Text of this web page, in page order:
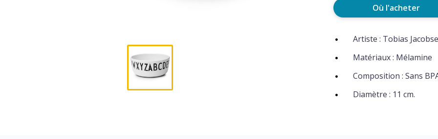
Où l'acheter
Artiste : Tobias
Matériaux : Mélamine
Composition : Sans
Diamètre : 11 cm.